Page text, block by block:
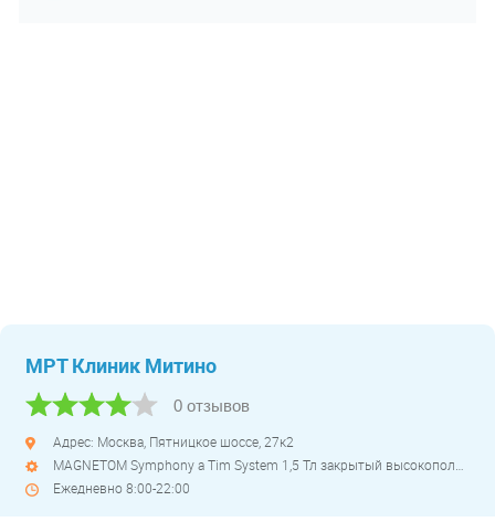
МРТ Клиник Митино
0 отзывов
Адрес: Москва, Пятницкое шоссе, 27к2
Ежедневно 8:00-22:00